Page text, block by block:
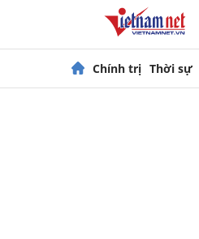
Chính trị Thời sự